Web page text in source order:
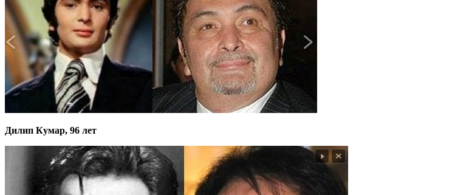
Дилип Кумар, 96 лет